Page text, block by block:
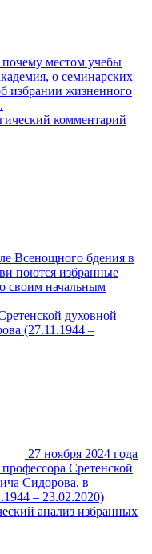
местом учебы
о семинарских
избрании жизненного
комментарий
Всенощного бдения в
поются избранные
своим начальным
духовной
(27.11.1944 –
27 ноября 2024 года
Сретенской
Сидорова, в
– 23.02.2020)
анализ избранных